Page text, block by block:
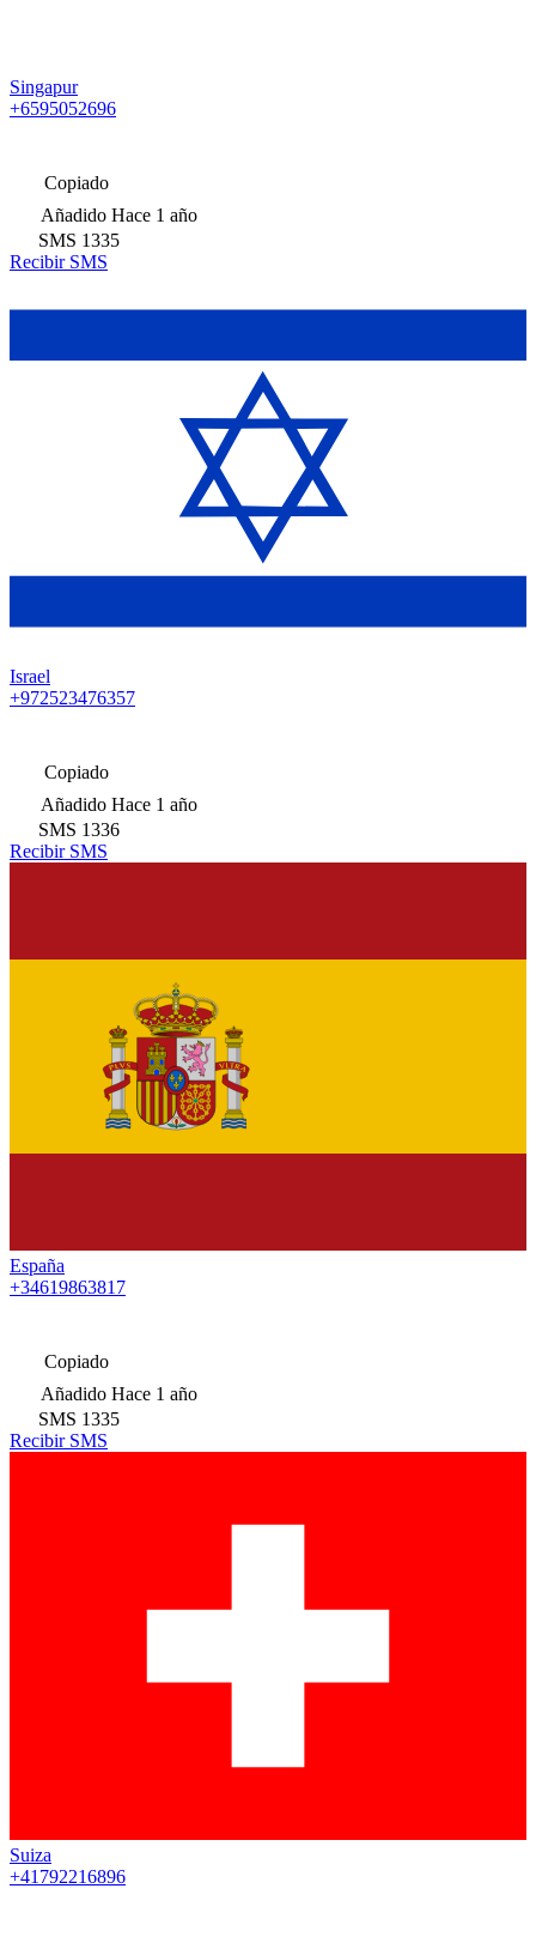
Singapur
+6595052696
Copiado
Añadido Hace 1 año
SMS 1335
Recibir SMS
Israel
+972523476357
Copiado
Añadido Hace 1 año
SMS 1336
Recibir SMS
España
+34619863817
Copiado
Añadido Hace 1 año
SMS 1335
Recibir SMS
Suiza
+41792216896